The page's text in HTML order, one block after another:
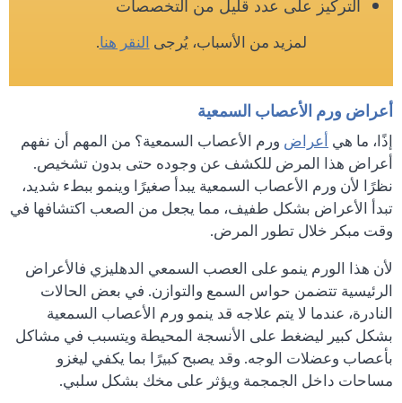
التركيز على عدد قليل من التخصصات
لمزيد من الأسباب، يُرجى النقر هنا.
أعراض ورم الأعصاب السمعية
إذًا، ما هي أعراض ورم الأعصاب السمعية؟ من المهم أن نفهم
أعراض هذا المرض للكشف عن وجوده حتى بدون تشخيص.
نظرًا لأن ورم الأعصاب السمعية يبدأ صغيرًا وينمو ببطء شديد،
تبدأ الأعراض بشكل طفيف، مما يجعل من الصعب اكتشافها في
وقت مبكر خلال تطور المرض.
لأن هذا الورم ينمو على العصب السمعي الدهليزي فالأعراض
الرئيسية تتضمن حواس السمع والتوازن. في بعض الحالات
النادرة، عندما لا يتم علاجه قد ينمو ورم الأعصاب السمعية
بشكل كبير ليضغط على الأنسجة المحيطة ويتسبب في مشاكل
بأعصاب وعضلات الوجه. وقد يصبح كبيرًا بما يكفي ليغزو
مساحات داخل الجمجمة ويؤثر على مخك بشكل سلبي.